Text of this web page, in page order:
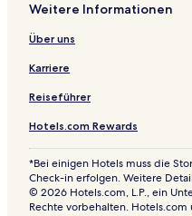
Weitere Informationen
Über uns
Karriere
Reiseführer
Hotels.com Rewards
*Bei einigen Hotels muss die
Check-in erfolgen. Weitere
© 2026 Hotels.com, L.P., ein
Rechte vorbehalten.